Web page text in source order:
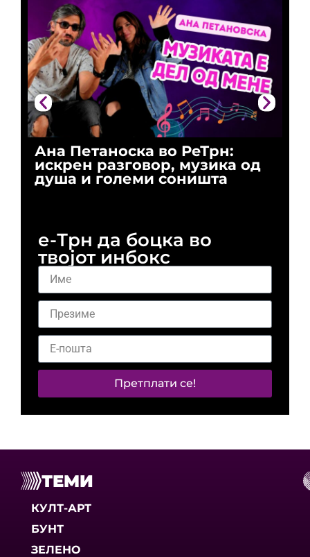
Ана Петаноска во РеТрн:
искрен разговор, музика од
душа и големи соништа
е-Трн да боцка во
твојот инбокс
Претплати се!
ТЕМИ
КУЛТ-АРТ
БУНТ
ЗЕЛЕНО